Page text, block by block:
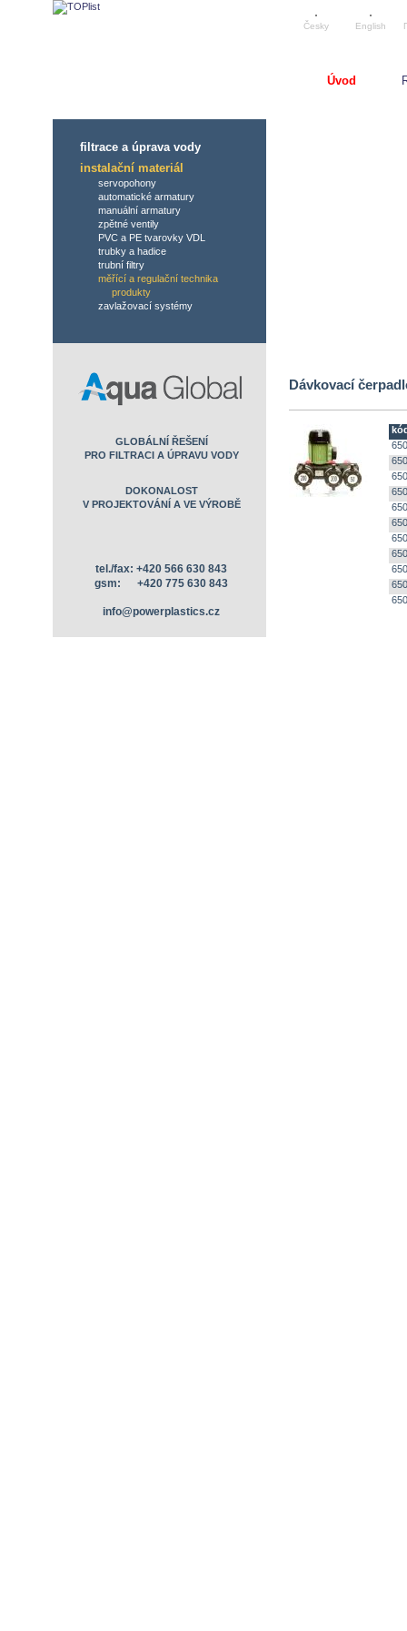
Dávkovací
filtrace a úprava vody
instalační materiál
servopohony
automatické armatury
manuální armatury
zpětné ventily
PVC a PE tvarovky VDL
trubky a hadice
trubní filtry
měřící a regulační technika
produkty
zavlažovací systémy
GLOBÁLNÍ ŘEŠENÍ
PRO FILTRACI A ÚPRAVU VODY
DOKONALOST
V PROJEKTOVÁNÍ A VE VÝROBĚ
tel./fax: +420 566 630 843
gsm: +420 775 630 843
info@powerplastics.cz
Úvod
Česky English